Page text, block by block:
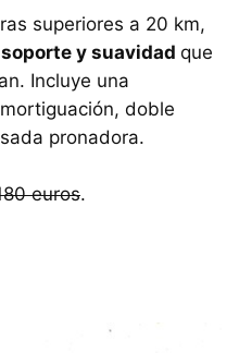
superiores a 20 km,
soporte y suavidad que
Incluye una
doble
pronadora.
euros.